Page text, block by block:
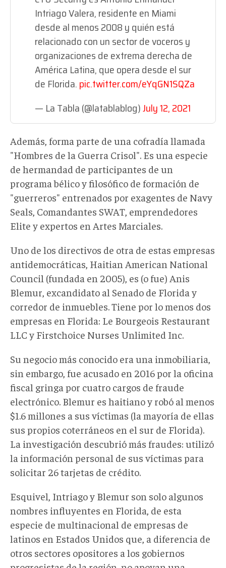
Intriago Valera, residente en Miami
desde al menos 2008 y quién está
relacionado con un sector de voceros y
organizaciones de extrema derecha de
América Latina, que opera desde el sur
de Florida.pic.twitter.com/eYqGN1SQZa
— La Tabla (@latablablog)July 12, 2021
Además, forma parte de una cofradía llamada
"Hombres de la Guerra Crisol". Es una especie
de hermandad de participantes de un
programa bélico y filosófico de formación de
"guerreros" entrenados por exagentes de Navy
Seals, Comandantes SWAT, emprendedores
Elite y expertos en Artes Marciales.
Uno de los directivos de otra de estas empresas
antidemocráticas, Haitian American National
Council (fundada en 2005), es (o fue) Anis
Blemur, excandidato al Senado de Florida y
corredor de inmuebles. Tiene por lo menos dos
empresas en Florida: Le Bourgeois Restaurant
LLC y Firstchoice Nurses Unlimited Inc.
Su negocio más conocido era una inmobiliaria,
sin embargo, fue acusado en 2016 por la oficina
fiscal gringa por cuatro cargos de fraude
electrónico. Blemur es haitiano y robó al menos
$1.6 millones a sus víctimas (la mayoría de ellas
sus propios coterráneos en el sur de Florida).
La investigación descubrió más fraudes: utilizó
la información personal de sus víctimas para
solicitar 26 tarjetas de crédito.
Esquivel, Intriago y Blemur son solo algunos
nombres influyentes en Florida, de esta
especie de multinacional de empresas de
latinos en Estados Unidos que, a diferencia de
otros sectores opositores a los gobiernos